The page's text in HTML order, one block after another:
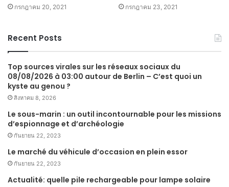
กรกฎาคม 20, 2021 กรกฎาคม 23, 2021
Recent Posts
Top sources virales sur les réseaux sociaux du
08/08/2026 à 03:00 autour de Berlin – C’est quoi un
kyste au genou ?
สิงหาคม 8, 2026
Le sous-marin : un outil incontournable pour les missions
d’espionnage et d’archéologie
กันยายน 22, 2023
Le marché du véhicule d’occasion en plein essor
กันยายน 22, 2023
Actualité: quelle pile rechargeable pour lampe solaire